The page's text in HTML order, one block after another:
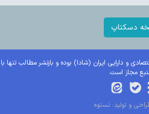
دسکتاپ
و دارایی ایران (شادا) بوده و بازنشر مطالب تنها با
مجاز است.
و تولید: نستوه